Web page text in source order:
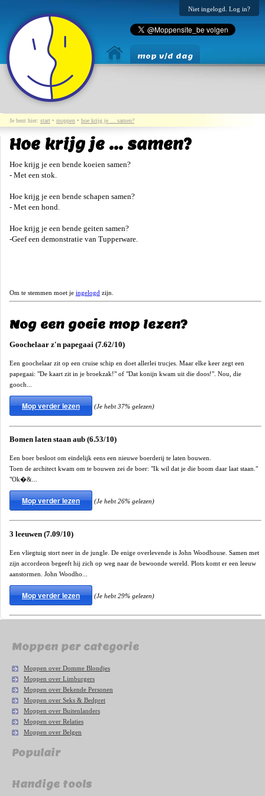
Niet ingelogd. Log in?
mop v/d dag
Je bent hier: start • moppen • hoe krijg je ... samen?
Hoe krijg je ... samen?
Hoe krijg je een bende koeien samen?
- Met een stok.
Hoe krijg je een bende schapen samen?
- Met een hond.
Hoe krijg je een bende geiten samen?
-Geef een demonstratie van Tupperware.
Om te stemmen moet je ingelogd zijn.
Nog een goeie mop lezen?
Goochelaar z'n papegaai (7.62/10)
Een goochelaar zit op een cruise schip en doet allerlei trucjes. Maar elke keer zegt een
papegaai: "De kaart zit in je broekzak!" of "Dat konijn kwam uit die doos!". Nou, die
gooch...
Mop verder lezen (Je hebt 37% gelezen)
Bomen laten staan aub (6.53/10)
Een boer besloot om eindelijk eens een nieuwe boerderij te laten bouwen.
Toen de architect kwam om te bouwen zei de boer: "Ik wil dat je die boom daar laat staan."
"Ok�&...
Mop verder lezen (Je hebt 26% gelezen)
3 leeuwen (7.09/10)
Een vliegtuig stort neer in de jungle. De enige overlevende is John Woodhouse. Samen met
zijn accordeon begeeft hij zich op weg naar de bewoonde wereld. Plots komt er een leeuw
aanstormen. John Woodho...
Mop verder lezen (Je hebt 29% gelezen)
Moppen per categorie
Moppen over Domme Blondjes
Moppen over Limburgers
Moppen over Bekende Personen
Moppen over Seks & Bedpret
Moppen over Buitenlanders
Moppen over Relaties
Moppen over Belgen
Populair
Handige tools